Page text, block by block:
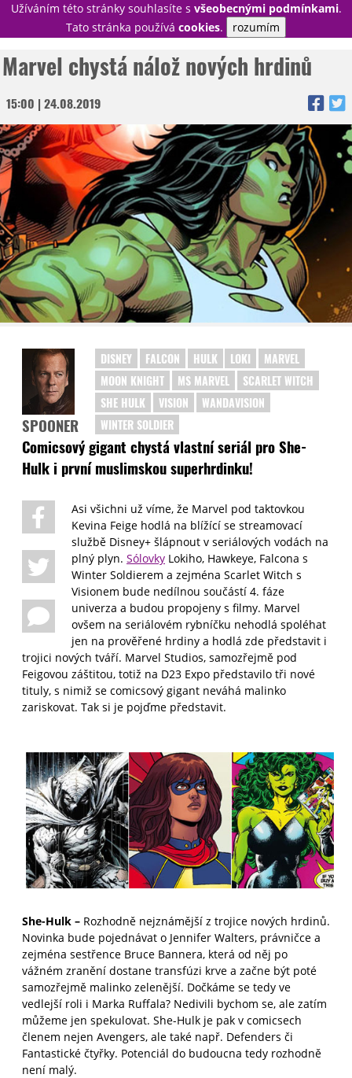
Užíváním této stránky souhlasíte s všeobecnými podmínkami.
Tato stránka používá cookies. rozumím
PŘIHLÁSIT
NOVINKY
TÉMATA
RECENZE
EPIZODY
KULT
TRAILERY
GALERIE
DISKUZE
STATISTIKY
TIRÁŽ
Marvel chystá nálož nových hrdinů
15:00 | 24.08.2019
SPOONER
DISNEY FALCON HULK LOKI
MARVEL
MOON KNIGHT
MS MARVEL
SCARLET WITCH
SHE HULK
VISION
WANDAVISION
WINTER SOLDIER
Comicsový gigant chystá vlastní seriál pro She-
Hulk i první muslimskou superhrdinku!
Asi všichni už víme, že Marvel pod taktovkou
Kevina Feige hodlá na blížící se streamovací
službě Disney+ šlápnout v seriálových vodách na
plný plyn. Sólovky Lokiho, Hawkeye, Falcona s
Winter Soldierem a zejména Scarlet Witch s
Visionem bude nedílnou součástí 4. fáze
univerza a budou propojeny s filmy. Marvel
ovšem na seriálovém rybníčku nehodlá spoléhat
jen na prověřené hrdiny a hodlá zde představit i
trojici nových tváří. Marvel Studios, samozřejmě pod
Feigovou záštitou, totiž na D23 Expo představilo tři nové
tituly, s nimiž se comicsový gigant neváhá malinko
zariskovat. Tak si je pojďme představit.
She-Hulk – Rozhodně nejznámější z trojice nových hrdinů.
Novinka bude pojednávat o Jennifer Walters, právničce a
zejména sestřence Bruce Bannera, která od něj po
vážném zranění dostane transfúzi krve a začne být poté
samozřejmě malinko zelenější. Dočkáme se tedy ve
vedlejší roli i Marka Ruffala? Nedivili bychom se, ale zatím
můžeme jen spekulovat. She-Hulk je pak v comicsech
členem nejen Avengers, ale také např. Defenders či
Fantastické čtyřky. Potenciál do budoucna tedy rozhodně
není malý.